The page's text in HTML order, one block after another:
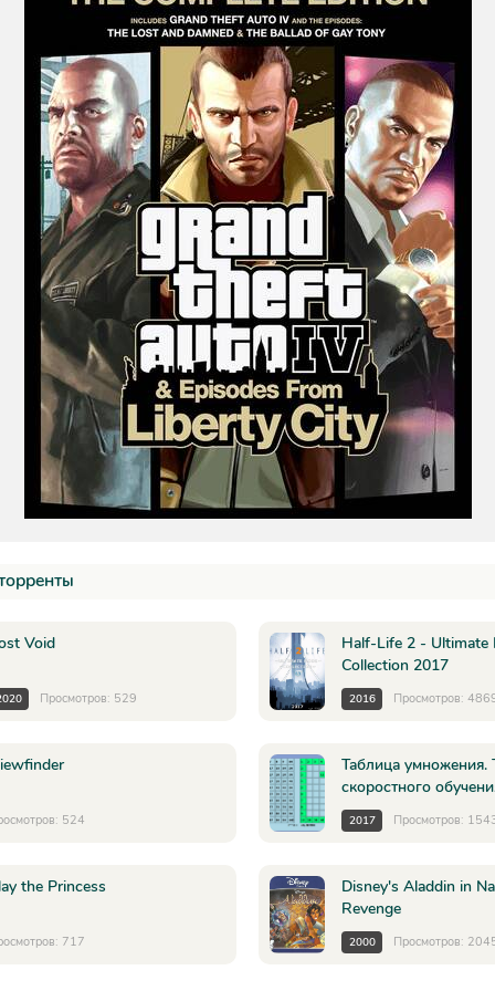
Void
Просмотров: 529
Half-Life 2 - Ultimate
Collection 2017
2016 Просмотров:
524
Таблица умножения.
скоростного
2017 Просмотров:
the Princess
717
Disney's Aladdin in
Revenge
2000 Просмотров: